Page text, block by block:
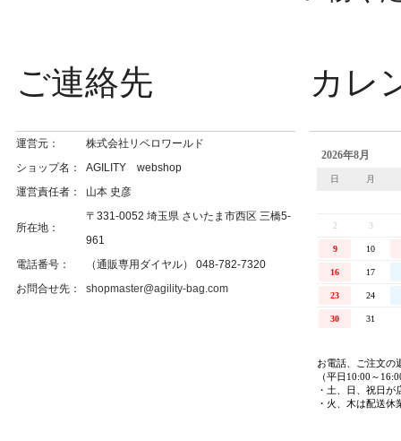
ご連絡先
運営元：
株式会社リベロワールド
ショップ名：
AGILITY webshop
運営責任者：
山本 史彦
所在地：
〒331-0052 埼玉県 さいたま市西区 三橋5-
961
電話番号：
（通販専用ダイヤル） 048-782-7320
お問合せ先：
shopmaster@agility-bag.com
カレ